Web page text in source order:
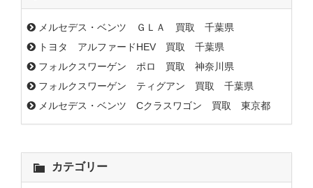
メルセデス・ベンツ ＧＬＡ 買取 千葉県
トヨタ アルファードHEV 買取 千葉県
フォルクスワーゲン ポロ 買取 神奈川県
フォルクスワーゲン ティグアン 買取 千葉県
メルセデス・ベンツ Cクラスワゴン 買取 東京都
カテゴリー